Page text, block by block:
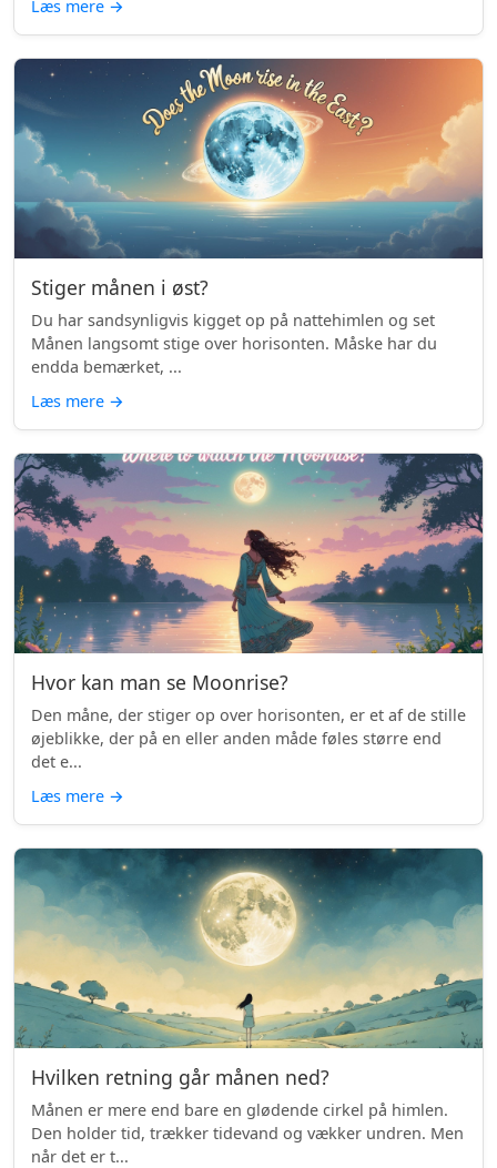
Læs mere →
Stiger månen i øst?
Du har sandsynligvis kigget op på nattehimlen og set
Månen langsomt stige over horisonten. Måske har du
endda bemærket, ...
Læs mere →
Hvor kan man se Moonrise?
Den måne, der stiger op over horisonten, er et af de stille
øjeblikke, der på en eller anden måde føles større end
det e...
Læs mere →
Hvilken retning går månen ned?
Månen er mere end bare en glødende cirkel på himlen.
Den holder tid, trækker tidevand og vækker undren. Men
når det er t...